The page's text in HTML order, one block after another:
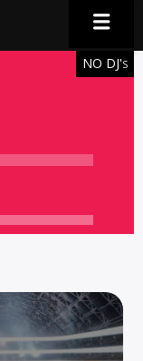
NO DJ'S